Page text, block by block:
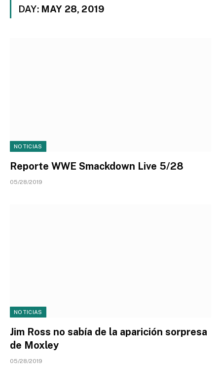
DAY: MAY 28, 2019
NOTICIAS
Reporte WWE Smackdown Live 5/28
05/28/2019
NOTICIAS
Jim Ross no sabía de la aparición sorpresa
de Moxley
05/28/2019